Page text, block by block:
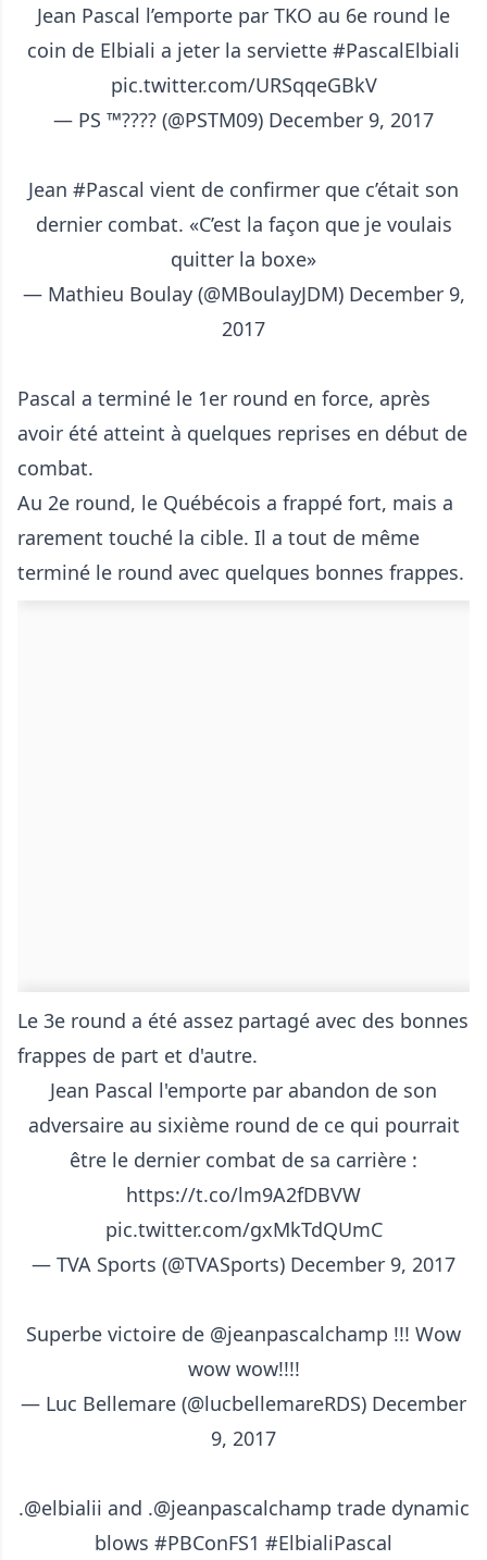
Jean Pascal l’emporte par TKO au 6e round le
coin de Elbiali a jeter la serviette #PascalElbiali
pic.twitter.com/URSqqeGBkV
— PS ™???? (@PSTM09) December 9, 2017
Jean #Pascal vient de confirmer que c’était son
dernier combat. «C’est la façon que je voulais
quitter la boxe»
— Mathieu Boulay (@MBoulayJDM) December 9,
2017
Pascal a terminé le 1er round en force, après
avoir été atteint à quelques reprises en début de
combat.
Au 2e round, le Québécois a frappé fort, mais a
rarement touché la cible. Il a tout de même
terminé le round avec quelques bonnes frappes.
Le 3e round a été assez partagé avec des bonnes
frappes de part et d'autre.
Jean Pascal l'emporte par abandon de son
adversaire au sixième round de ce qui pourrait
être le dernier combat de sa carrière :
https://t.co/lm9A2fDBVW
pic.twitter.com/gxMkTdQUmC
— TVA Sports (@TVASports) December 9, 2017
Superbe victoire de @jeanpascalchamp !!! Wow
wow wow!!!!
— Luc Bellemare (@lucbellemareRDS) December
9, 2017
.@elbialii and .@jeanpascalchamp trade dynamic
blows #PBConFS1 #ElbialiPascal